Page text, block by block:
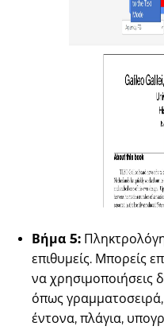
Βήμα 5:
επιθυμείς. Μπορείς
να χρησιμοποιήσεις
όπως
έντονα, πλάγια,